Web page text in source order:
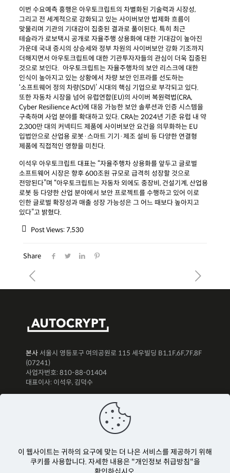
이번 수요예측 흥행은 아우토크립트의 차별화된 기술력과 시장성,
그리고 전 세계적으로 강화되고 있는 사이버보안 법제화 흐름이
맞물리며 기관의 기대감이 집중된 결과로 풀이된다. 특히 최근
테슬라가 로보택시 공개로 자율주행 상용화에 대한 기대감이 높아진
가운데 국내 증시의 상승세와 정부 차원의 사이버보안 강화 기조까지
더해지면서 아우토크립트에 대한 기관투자자들의 관심이 더욱 집중된
것으로 보인다. 아우토크립트는 자율주행차의 보안 리스크에 대한
인식이 높아지고 있는 상황에서 차량 보안 인프라를 선도하는
‘소프트웨어 정의 차량(SDV)’ 시대의 핵심 기업으로 부각되고 있다.
또한 자동차 시장을 넘어 유럽연합(EU)의 사이버 복원력법(CRA,
Cyber Resilience Act)에 대응 가능한 보안 솔루션과 인증 시스템을
구축하며 사업 분야를 확대하고 있다. CRA는 2024년 기준 유럽 내 약
2,300만 대의 커넥티드 제품에 사이버보안 요건을 의무화하는 EU
입법안으로 산업용 로봇·스마트 기기·제조 설비 등 다양한 연결형
제품에 직접적인 영향을 미친다.
이석우 아우토크립트 대표는 “자율주행차 상용화를 앞두고 글로벌
소프트웨어 시장은 향후 600조원 규모로 급격히 성장할 것으로
전망된다”며 “아우토크립트는 자동차 외에도 중장비, 건설기계, 산업용
로봇 등 다양한 산업 분야에서 보안 프로젝트를 수행하고 있어 이로
인한 글로벌 확장성과 매출 성장 가능성은 그 어느 때보다 높아지고
있다”고 밝혔다.
Post Views: 7,530
Share
이 웹사이트는 귀하의 요구에 맞는 더 나은 서비스를 제공하기 위해
쿠키를 사용합니다. 자세한 내용은 "개인정보 취급방침"을
본사 서울시 영등포구 여의공원로 115 세우빌딩 B1,1F,6F,7F,8F
(07241)
사업자번호: 810-88-01404
대표이사: 이석우, 김덕수